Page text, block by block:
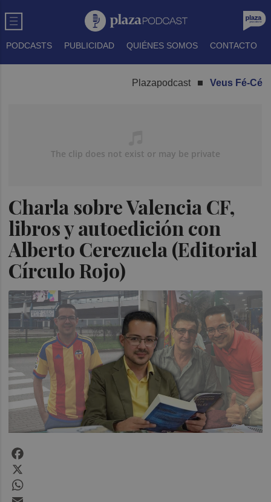
PODCASTS PUBLICIDAD QUIÉNES SOMOS CONTACTO
Plazapodcast Veus Fé-Cé
Charla sobre Valencia CF,
libros y autoedición con
Alberto Cerezuela (Editorial
Círculo Rojo)